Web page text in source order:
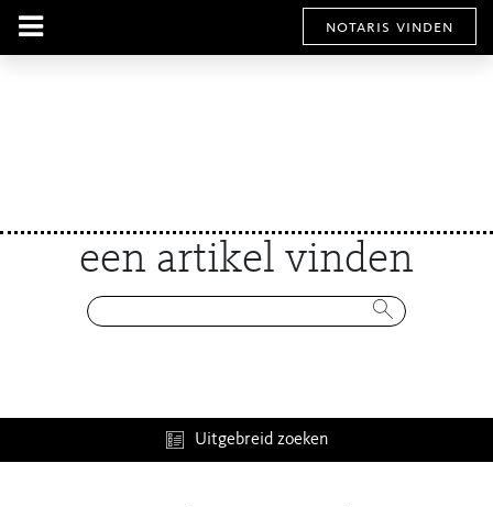
notaris vinden
een artikel vinden
Uitgebreid zoeken